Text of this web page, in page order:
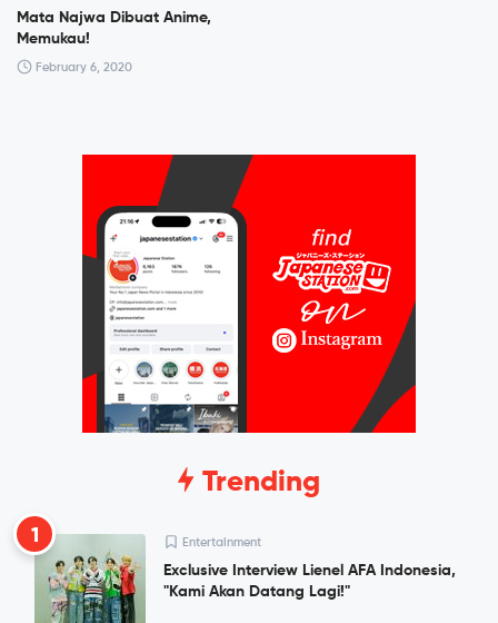
Mata Najwa Dibuat Anime,
Memukau!
February 6, 2020
Trending
1 Entertainment
Exclusive Interview Lienel AFA Indonesia,
"Kami Akan Datang Lagi!"